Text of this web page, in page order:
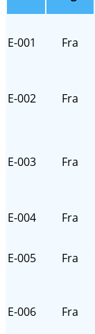
E-001 Fra
E-002 Fra
E-003 Fra
E-004 Fra
E-005 Fra
E-006 Fra